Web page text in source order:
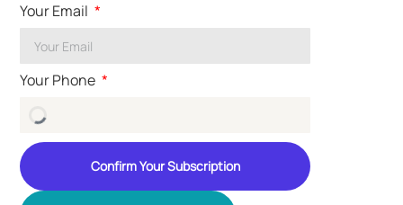
Your Email
Your Phone
Confirm Your Subscription